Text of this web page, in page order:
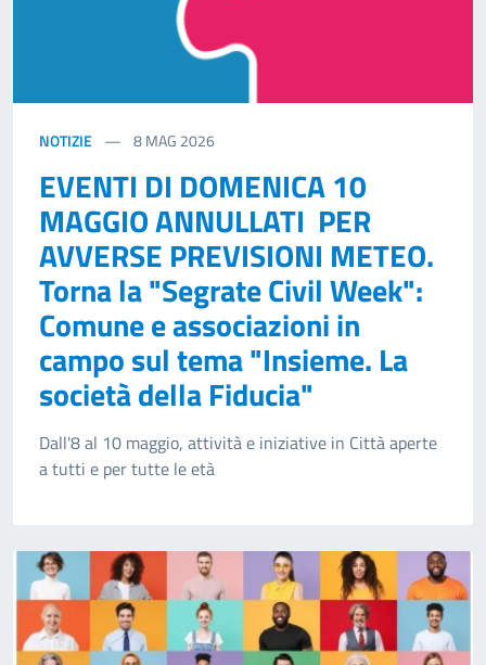
NOTIZIE 8MAG 2026
EVENTI DI DOMENICA 10
MAGGIO ANNULLATI PER
AVVERSE PREVISIONI METEO.
Torna la "Segrate Civil Week":
Comune e associazioni in
campo sul tema "Insieme. La
società della Fiducia"
Dall'8 al 10 maggio, attività e iniziative in Città aperte
a tutti e per tutte le età